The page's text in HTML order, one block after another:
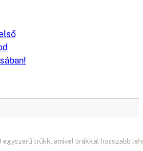
egyszerű trükk, amivel órákkal hosszabb